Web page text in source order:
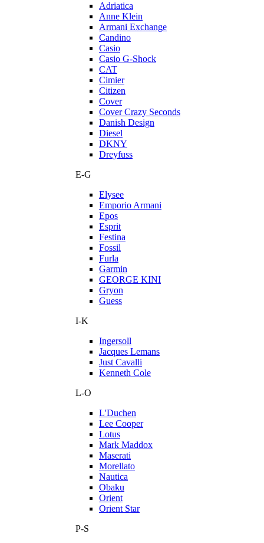
Adriatica
Anne Klein
Armani Exchange
Candino
Casio
Casio G-Shock
CAT
Cimier
Citizen
Cover
Cover Crazy Seconds
Danish Design
Diesel
DKNY
Dreyfuss
E-G
Elysee
Emporio Armani
Epos
Esprit
Festina
Fossil
Furla
Garmin
GEORGE KINI
Gryon
Guess
I-K
Ingersoll
Jacques Lemans
Just Cavalli
Kenneth Cole
L-O
L'Duchen
Lee Cooper
Lotus
Mark Maddox
Maserati
Morellato
Nautica
Obaku
Orient
Orient Star
P-S